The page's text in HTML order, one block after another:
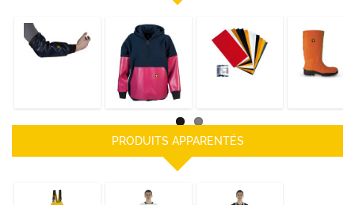
MANCHETTES
MAREE CAP COZ
SWEAT KODIAK
DÉCOUVRIR
NÉCESSAIRE DE
REPARATION
BOTTES
ULTRALITE
PRODUITS APPARENTÉS
COTTE A
TABLIER
Tablier Etal